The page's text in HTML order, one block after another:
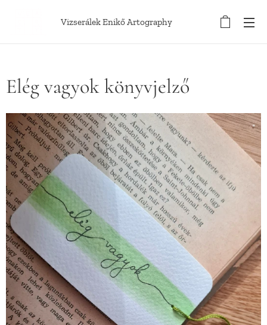
Vizserálek Enikő Artography
Elég vagyok könyvjelző